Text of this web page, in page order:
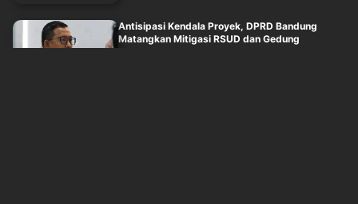
Antisipasi Kendala Proyek, DPRD Bandung
Matangkan Mitigasi RSUD dan Gedung
Inspek....